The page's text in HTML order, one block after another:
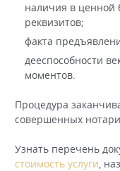
наличия в ценной
реквизитов;
факта
дееспособности
моментов.
Процедура
совершенных
Узнать перечень
стоимость услуги,